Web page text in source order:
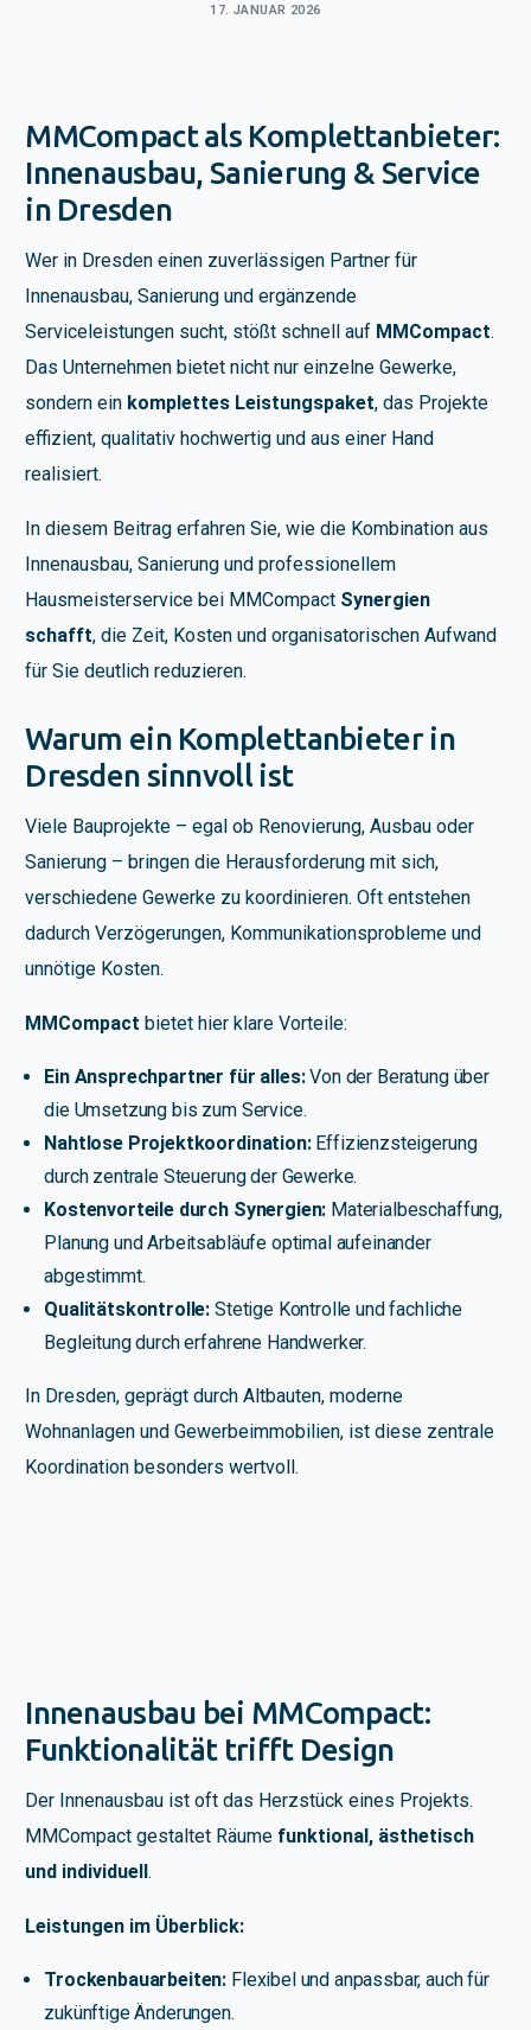
17. JANUAR 2026
MMCompact als Komplettanbieter:
Innenausbau, Sanierung & Service
in Dresden
Wer in Dresden einen zuverlässigen Partner für
Innenausbau,Sanierung und ergänzende
Serviceleistungen sucht, stößt schnell auf MMCompact.
Das Unternehmen bietet nicht nur einzelne Gewerke,
sondern ein komplettes Leistungspaket, das Projekte
effizient, qualitativ hochwertig und aus einer Hand
realisiert.
In diesem Beitrag erfahren Sie, wie die Kombination aus
Innenausbau, Sanierung und professionellem
Hausmeisterservice bei MMCompact Synergien
schafft, die Zeit, Kosten und organisatorischen Aufwand
für Sie deutlich reduzieren.
Warum ein Komplettanbieter in
Dresden sinnvoll ist
Viele Bauprojekte – egal ob Renovierung, Ausbau oder
Sanierung – bringen die Herausforderung mit sich,
verschiedene Gewerke zu koordinieren. Oft entstehen
dadurch Verzögerungen, Kommunikationsprobleme und
unnötige Kosten.
MMCompact bietet hier klare Vorteile:
Ein Ansprechpartner für alles:Von der Beratung über
die Umsetzung bis zum Service.
Nahtlose Projektkoordination:Effizienzsteigerung
durch zentrale Steuerung der Gewerke.
Kostenvorteile durch Synergien: Materialbeschaffung,
Planung und Arbeitsabläufe optimal aufeinander
abgestimmt.
Qualitätskontrolle: Stetige Kontrolle und fachliche
Begleitung durch erfahrene Handwerker.
In Dresden, geprägt durch Altbauten, moderne
Wohnanlagen und Gewerbeimmobilien, ist diese zentrale
Koordination besonders wertvoll.
Innenausbau bei MMCompact:
Funktionalität trifft Design
Der Innenausbau ist oft das Herzstück eines Projekts.
MMCompact gestaltet Räume funktional, ästhetisch
und individuell.
Leistungen im Überblick:
Trockenbauarbeiten: Flexibel und anpassbar, auch für
zukünftige Änderungen.